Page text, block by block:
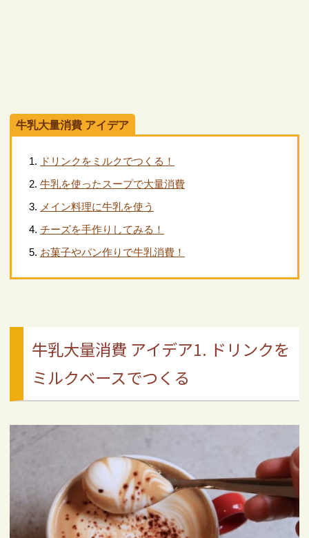
牛乳大量消費 アイデア
ドリンクをミルクでつくる！
牛乳を使ったスープで大量消費
メイン料理に牛乳を使う
チーズを手作りしてみる！
お菓子やパン作りで牛乳消費！
牛乳大量消費 アイデア1. ドリンクを
ミルクベースでつくる